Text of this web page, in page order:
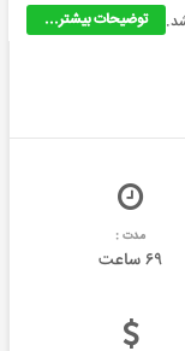
توضیحات بیشتر...
مدت :
۶۹ ساعت